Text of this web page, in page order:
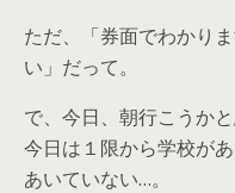
ただ、「券面でわかり
い」だって。
で、今日、朝行こうかと
今日は１限から学校が
あいていない…。